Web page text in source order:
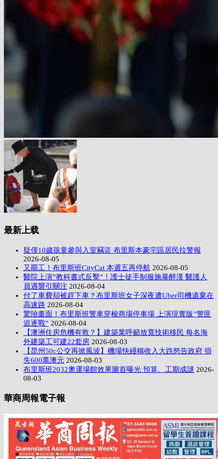
最新上载
疑僅10歲孩童參與入室竊盜 布里斯本豪宅區居民拉警報
2026-08-05
又罷工！布里斯班CityCat 本週五再停航 2026-08-05
醫院上演”教科書式反擊”！護士徒手制服施暴醉漢 醫護人
員遇襲引關注 2026-08-04
付了車費却被趕下車？布里斯班女子深夜遭Uber司機遺棄在
高速路 2026-08-04
驚險畫面！布里斯班警車穿梭商場停車場 上演現實版”警匪
追逐戰” 2026-08-04
【澳洲住房危機有救？】建築業呼籲放寬技術移民 每名海
外建築工可建22套房 2026-08-03
【昆州50c公交再掀風波】機場快綫稱收入大跌怒告政府 損
失600萬澳元 2026-08-03
布里斯班2032奧運場館效果圖首曝光 預算、工期成謎 2026-
08-03
華商周報電子報